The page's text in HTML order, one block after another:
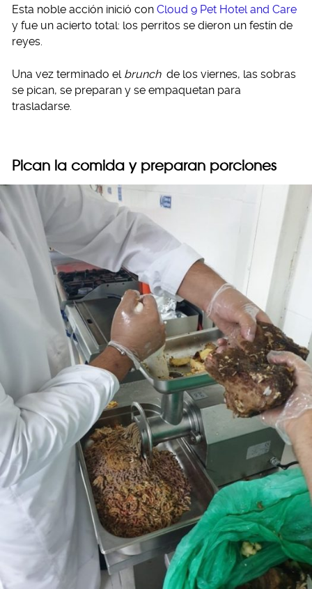
Esta noble acción inició con Cloud 9 Pet Hotel and Care
y fue un acierto total: los perritos se dieron un festín de
reyes.
Una vez terminado el brunch de los viernes, las sobras
se pican, se preparan y se empaquetan para
trasladarse.
Pican la comida y preparan porciones